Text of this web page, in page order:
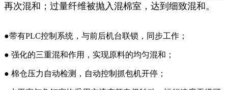
再次混和；过量纤维被抛入混棉室，达到细致混和。
●带有PLC控制系统，与前后机台联锁，同步工作；
● 强化的三重混和作用，实现原料的均匀混和；
● 棉仓压力自动检测，自动控制抓包机开停；